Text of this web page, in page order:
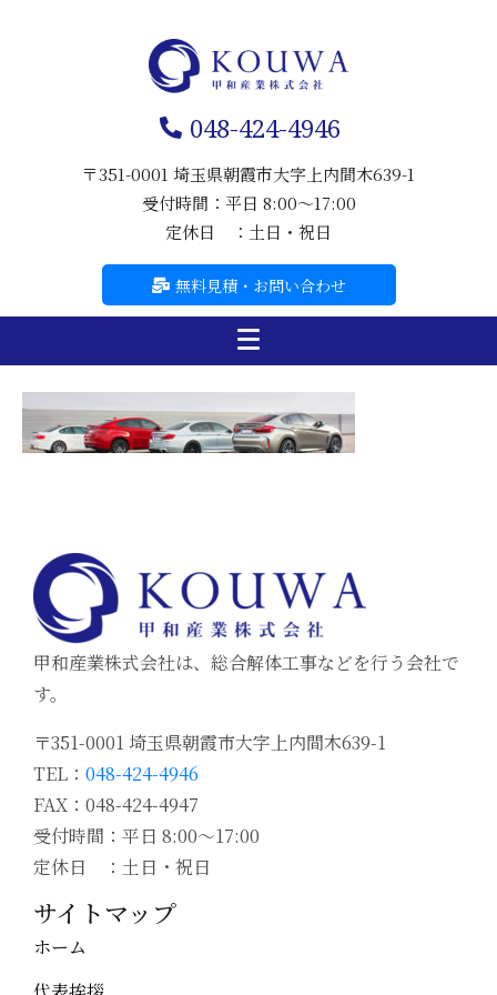
048-424-4946
〒351-0001 埼玉県朝霞市大字上内間木639-1
受付時間：平日 8:00～17:00
定休日 ：土日・祝日
無料見積・お問い合わせ
甲和産業株式会社は、総合解体工事などを行う会社で
す。
〒351-0001 埼玉県朝霞市大字上内間木639-1
TEL： 048-424-4946
FAX：048-424-4947
受付時間：平日 8:00～17:00
定休日 ：土日・祝日
サイトマップ
ホーム